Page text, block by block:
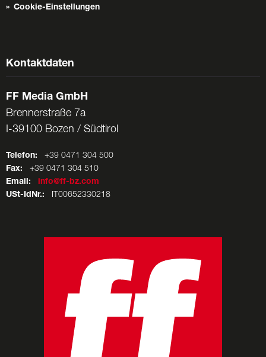
Cookie-Einstellungen
Kontaktdaten
FF Media GmbH
Brennerstraße 7a
I-39100 Bozen / Südtirol
Telefon: +39 0471 304 500
Fax: +39 0471 304 510
Email:
info@ff-bz.com
USt-IdNr.: IT00652330218